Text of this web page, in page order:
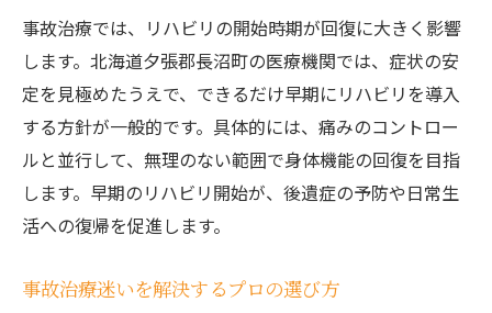
事故治療では、リハビリの開始時期が回復に大きく影響
します。北海道夕張郡長沼町の医療機関では、症状の安
定を見極めたうえで、できるだけ早期にリハビリを導入
する方針が一般的です。具体的には、痛みのコントロー
ルと並行して、無理のない範囲で身体機能の回復を目指
します。早期のリハビリ開始が、後遺症の予防や日常生
活への復帰を促進します。
事故治療迷いを解決するプロの選び方